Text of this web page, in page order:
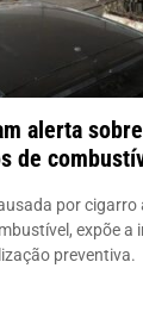
alerta
de
por cigarro
expõe
preventiva.